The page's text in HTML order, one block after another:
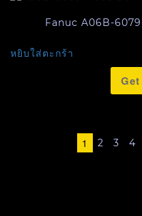
Fanuc A06B-
หยิบใส่ตะกร้า
1 2 3 4